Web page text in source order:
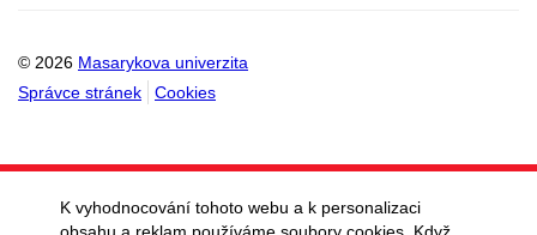
© 2026 Masarykova univerzita
Správce stránek
Cookies
K vyhodnocování tohoto webu a k personalizaci